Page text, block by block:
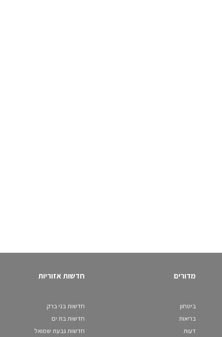
מדורים
ביטחון
בריאות
דעות
חדשות אזוריות
חדשות בני ברק
חדשות בת ים
חדשות גבעת שמואל